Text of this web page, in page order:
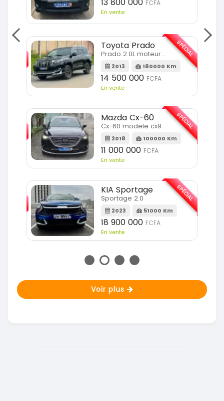
SPÉCIAL
FCFA
En vente
Toyota Prado
Prado 2.0L moteur d4d
2013 180000 Km
14 500 000 FCFA
En vente
SPÉCIAL
Mazda Cx-60
Cx-60 modele cx9 full option
2018 100000 Km
11 000 000 FCFA
En vente
SPÉCIAL
KIA Sportage
Sportage 2.0
2023 51000 Km
18 900 000 FCFA
En vente
SPÉCIAL
Voir plus